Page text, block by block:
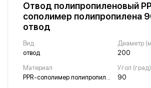
Отвод полипропиленовый
сополимер полипропилена
отвод
Вид
отвод
Диаметр
200
Материал
PPR-сополимер полипропилена
Угол (град)
90